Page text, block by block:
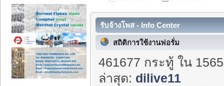
รับจ้างโพส - Info Center
สถิติการใช้งานฟอรั่ม
461677 กระทู้ ใน
ล่าสุด: dilive11